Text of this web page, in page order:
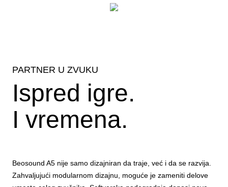
PARTNER U ZVUKU
Ispred igre.
I vremena.
Beosound A5 nije samo dizajniran da traje, već i da se razvija.
Zahvaljujući modularnom dizajnu, moguće je zameniti delove